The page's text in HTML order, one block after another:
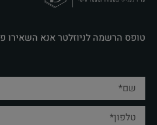
טופס הרשמה לניוזלטר אנא השאירו